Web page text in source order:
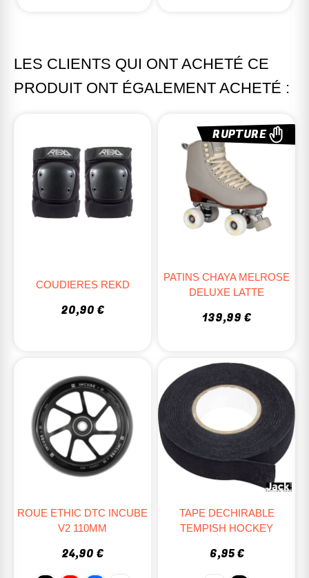
LES CLIENTS QUI ONT ACHETÉ CE
PRODUIT ONT ÉGALEMENT ACHETÉ :
COUDIERES REKD
20,90 €
RUPTURE
PATINS CHAYA MELROSE
DELUXE LATTE
139,99 €
ROUE ETHIC DTC INCUBE
V2 110MM
24,90 €
TAPE DECHIRABLE
TEMPISH HOCKEY
6,95 €